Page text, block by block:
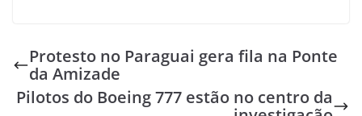
Protesto no Paraguai gera fila na Ponte
da Amizade
Pilotos do Boeing 777 estão no centro da